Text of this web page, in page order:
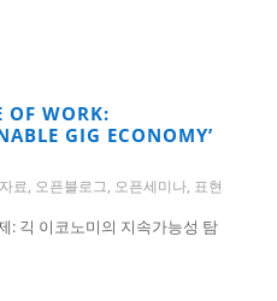
OF WORK:
GIG ECONOMY’
료, 오픈블로그, 오픈세미나, 표현
: 긱 이코노미의 지속가능성 탐